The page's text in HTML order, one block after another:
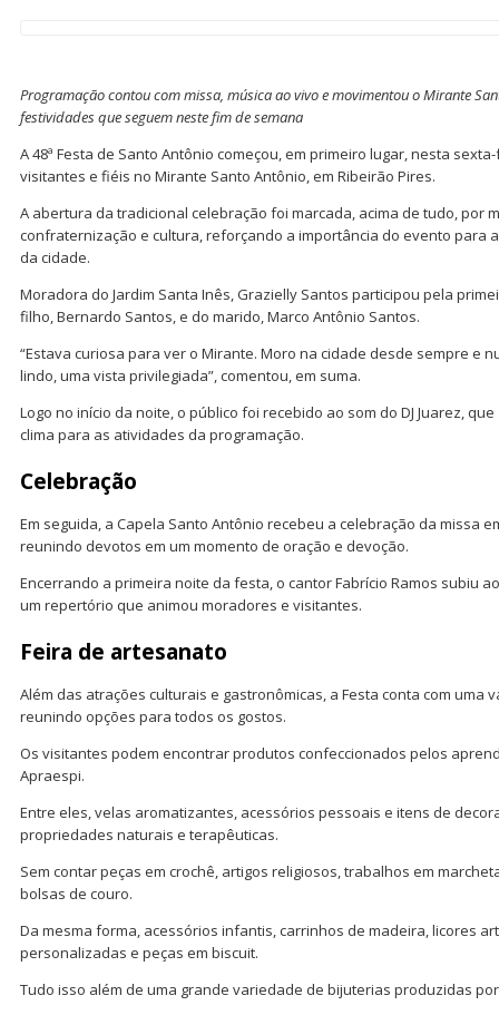
Programação contou com missa, música ao vivo e movimentou o Mirante
festividades que seguem neste fim de semana
A 48ª Festa de Santo Antônio começou, em primeiro lugar, nesta
visitantes e fiéis no Mirante Santo Antônio, em Ribeirão Pires.
A abertura da tradicional celebração foi marcada, acima de tudo, por
confraternização e cultura, reforçando a importância do evento para
da cidade.
Moradora do Jardim Santa Inês, Grazielly Santos participou pela
filho, Bernardo Santos, e do marido, Marco Antônio Santos.
“Estava curiosa para ver o Mirante. Moro na cidade desde sempre e
lindo, uma vista privilegiada”, comentou, em suma.
Logo no início da noite, o público foi recebido ao som do DJ Juarez,
clima para as atividades da programação.
Celebração
Em seguida, a Capela Santo Antônio recebeu a celebração da missa
reunindo devotos em um momento de oração e devoção.
Encerrando a primeira noite da festa, o cantor Fabrício Ramos subiu
um repertório que animou moradores e visitantes.
Feira de artesanato
Além das atrações culturais e gastronômicas, a Festa conta com uma
reunindo opções para todos os gostos.
Os visitantes podem encontrar produtos confeccionados pelos
Apraespi.
Entre eles, velas aromatizantes, acessórios pessoais e itens de
propriedades naturais e terapêuticas.
Sem contar peças em crochê, artigos religiosos, trabalhos em
bolsas de couro.
Da mesma forma, acessórios infantis, carrinhos de madeira, licores
personalizadas e peças em biscuit.
Tudo isso além de uma grande variedade de bijuterias produzidas